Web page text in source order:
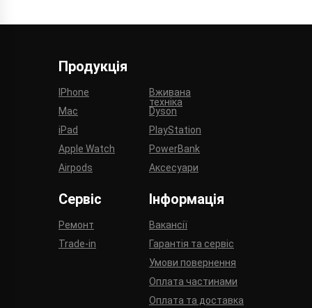
Продукція
IPhone
Mac
iPad
Apple Watch
Airpods
Вживана
техніка
Dyson
PlayStation
PowerBank
Аксесуари
Сервіс
Ремонт
Trade-in
Інформація
Вакансії
Гарантія та сервіс
Умови повернення
Оплата та доставка
Оплата частинами